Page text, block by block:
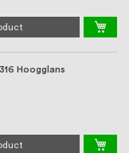
Hoogglans